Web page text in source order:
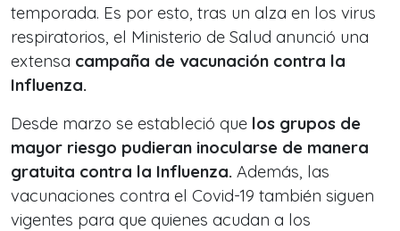
temporada. Es por esto, tras un alza en los virus
respiratorios, el Ministerio de Salud anunció una
extensa campaña de vacunación contra la
Influenza.
Desde marzo se estableció que los grupos de
mayor riesgo pudieran inocularse de manera
gratuita contra la Influenza. Además, las
vacunaciones contra el Covid-19 también siguen
vigentes para que quienes acudan a los